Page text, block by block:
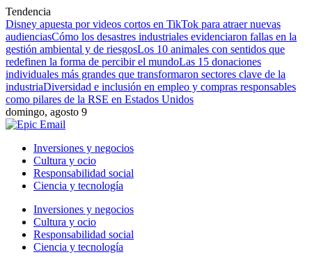
Tendencia
Disney apuesta por videos cortos en TikTok para atraer nuevas
audienciasCómo los desastres industriales evidenciaron fallas en la
gestión ambiental y de riesgosLos 10 animales con sentidos que
redefinen la forma de percibir el mundoLas 15 donaciones
individuales más grandes que transformaron sectores clave de la
industriaDiversidad e inclusión en empleo y compras responsables
como pilares de la RSE en Estados Unidos
domingo, agosto 9
Inversiones y negocios
Cultura y ocio
Responsabilidad social
Ciencia y tecnología
Inversiones y negocios
Cultura y ocio
Responsabilidad social
Ciencia y tecnología